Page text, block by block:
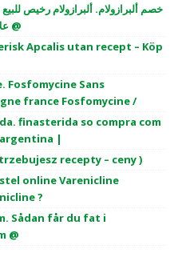
خصم ألبرازولام. ألبرازولام رخيص
علامة تجارية بدون وصفة طبية ألبرازولام @
Apcalis utan recept – Köp
Fosfomycine Sans
france Fosfomycine /
finasterida so compra com
|
recepty – ceny )
online Varenicline
?
Sådan får du fat i
@